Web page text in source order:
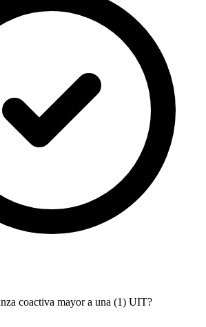
coactiva mayor a una (1) UIT?